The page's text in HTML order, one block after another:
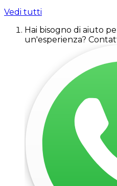
Vedi tutti
Hai bisogno di aiuto
un'esperienza?